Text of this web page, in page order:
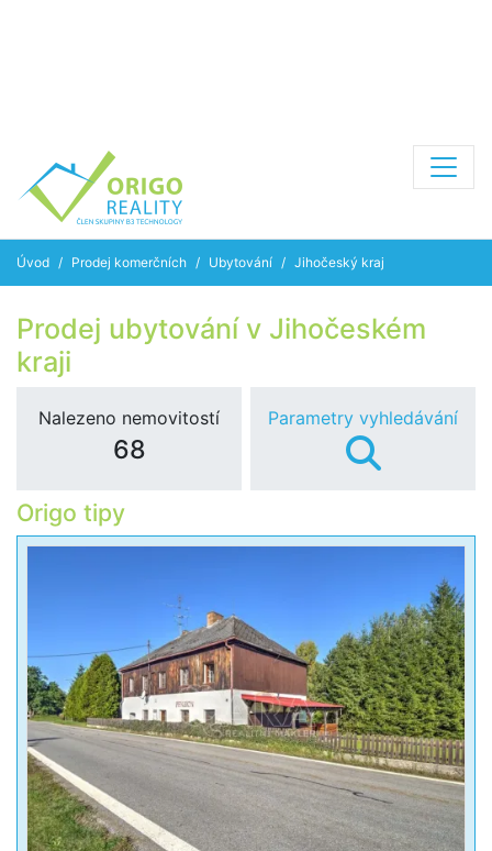
Úvod Prodej komerčních Ubytování Jihočeský kraj
Prodej ubytování v Jihočeském
kraji
Nalezeno nemovitostí
68
Parametry vyhledávání
Origo tipy